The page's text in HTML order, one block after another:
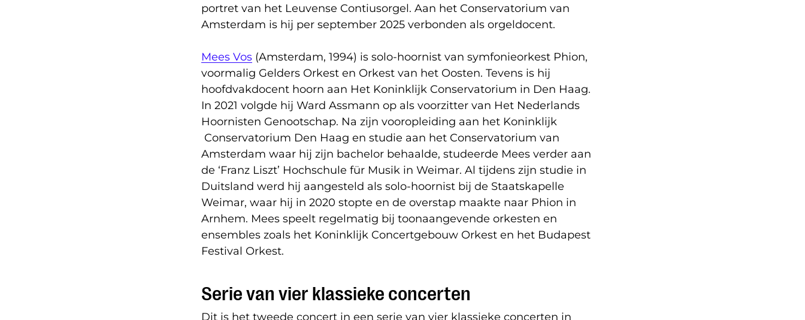
portret van het Leuvense Contiusorgel. Aan het Conservatorium van
Amsterdam is hij per september 2025 verbonden als orgeldocent.
Mees Vos(Amsterdam, 1994) is solo-hoornist van symfonieorkest Phion,
voormalig Gelders Orkest en Orkest van het Oosten. Tevens is hij
hoofdvakdocent hoorn aan Het Koninklijk Conservatorium in Den Haag.
In 2021 volgde hij Ward Assmann op als voorzitter van Het Nederlands
Hoornisten Genootschap. Na zijn vooropleiding aan het Koninklijk
Conservatorium Den Haag en studie aan het Conservatorium van
Amsterdam waar hij zijn bachelor behaalde, studeerde Mees verder aan
de ‘Franz Liszt’ Hochschule für Musik in Weimar. Al tijdens zijn studie in
Duitsland werd hij aangesteld als solo-hoornist bij de Staatskapelle
Weimar, waar hij in 2020 stopte en de overstap maakte naar Phion in
Arnhem. Mees speelt regelmatig bij toonaangevende orkesten en
ensembles zoals het Koninklijk Concertgebouw Orkest en het Budapest
Festival Orkest.
Serie van vier klassieke concerten
Dit is het tweede concert in een serie van vier klassieke concerten in